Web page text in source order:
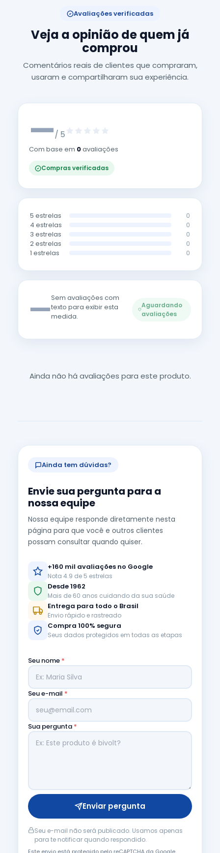
Avaliações verificadas
Veja a opinião de quem já
comprou
Comentários reais de clientes que compraram,
usaram e compartilharam sua experiência.
—/ 5
Com base em 0avaliações
Compras verificadas
5 estrelas 0
4 estrelas 0
3 estrelas 0
2 estrelas 0
1 estrelas 0
—Sem avaliações com
texto para exibir esta
medida.
Aguardando
avaliações
Ainda não há avaliações para este produto.
Ainda tem dúvidas?
Envie sua pergunta para a
nossa equipe
Nossa equipe responde diretamente nesta
página para que você e outros clientes
possam consultar quando quiser.
+160 mil avaliações no Google
Nota 4.9 de 5 estrelas
Desde 1962
Mais de 60 anos cuidando da sua saúde
Entrega para todo o Brasil
Envio rápido e rastreado
Compra 100% segura
Seus dados protegidos em todas as etapas
Seu nome *
Seu e-mail *
Sua pergunta *
Enviar pergunta
Seu e-mail não será publicado. Usamos apenas
para te notificar quando respondido.